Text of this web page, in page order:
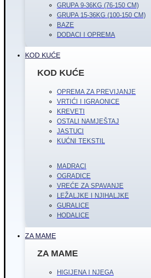
GRUPA 9-36KG (76-150 CM)
GRUPA 15-36KG (100-150 CM)
BAZE
DODACI I OPREMA
KOD KUĆE
KOD KUĆE
OPREMA ZA PREVIJANJE
VRTIĆI I IGRAONICE
KREVETI
OSTALI NAMJEŠTAJ
JASTUCI
KUĆNI TEKSTIL
MADRACI
OGRADICE
VREĆE ZA SPAVANJE
LEŽALJKE I NJIHALJKE
GURALICE
HODALICE
ZA MAME
ZA MAME
HIGIJENA I NJEGA